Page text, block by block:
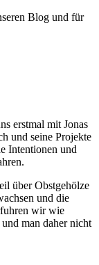
Blog und für
erst­mal mit Jonas
und sei­ne Pro­jek­te
Inten­tio­nen und
über Obst­ge­höl­ze
und die
wir wie
man daher nicht